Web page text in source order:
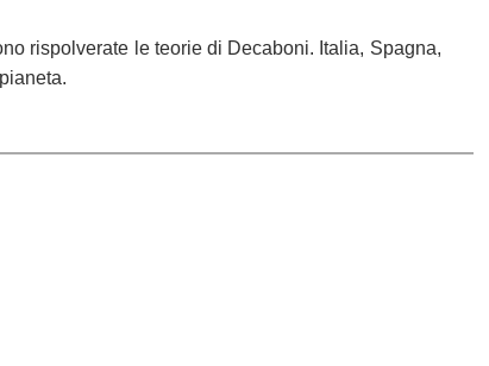
rispolverate le teorie di Decaboni. Italia, Spagna,